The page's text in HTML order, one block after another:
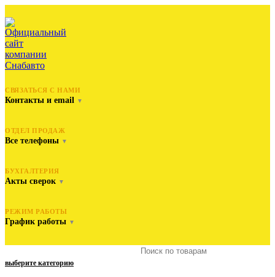
СВЯЗАТЬСЯ С НАМИ
Контакты и email ▼
ОТДЕЛ ПРОДАЖ
Все телефоны ▼
БУХГАЛТЕРИЯ
Акты сверок ▼
РЕЖИМ РАБОТЫ
График работы ▼
выберите категорию